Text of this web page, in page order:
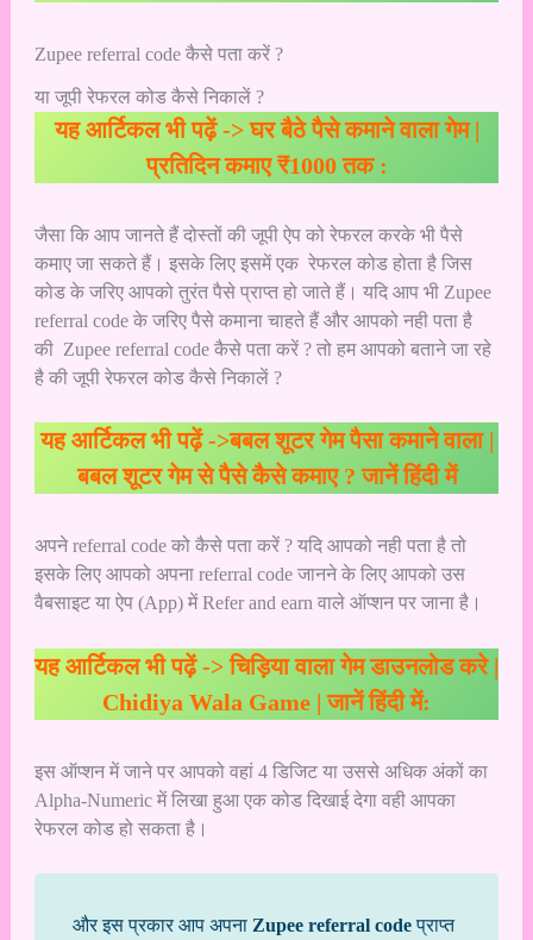
Zupee referral code कैसे पता करें ?
या जूपी रेफरल कोड कैसे निकालें ?
यह आर्टिकल भी पढ़ें -> घर बैठे पैसे कमाने वाला गेम |
प्रतिदिन कमाए ₹1000 तक :
जैसा कि आप जानते हैं दोस्तों की जूपी ऐप को रेफरल करके भी पैसे
कमाए जा सकते हैं। इसके लिए इसमें एक रेफरल कोड होता है जिस
कोड के जरिए आपको तुरंत पैसे प्राप्त हो जाते हैं। यदि आप भी Zupee
referral code के जरिए पैसे कमाना चाहते हैं और आपको नही पता है
की Zupee referral code कैसे पता करें ? तो हम आपको बताने जा रहे
है की जूपी रेफरल कोड कैसे निकालें ?
यह आर्टिकल भी पढ़ें ->बबल शूटर गेम पैसा कमाने वाला |
बबल शूटर गेम से पैसे कैसे कमाए ? जानें हिंदी में
अपने referral code को कैसे पता करें ? यदि आपको नही पता है तो
इसके लिए आपको अपना referral code जानने के लिए आपको उस
वैबसाइट या ऐप (App) में Refer and earn वाले ऑप्शन पर जाना है।
यह आर्टिकल भी पढ़ें -> चिड़िया वाला गेम डाउनलोड करे |
Chidiya Wala Game | जानें हिंदी में:
इस ऑप्शन में जाने पर आपको वहां 4 डिजिट या उससे अधिक अंकों का
Alpha-Numeric में लिखा हुआ एक कोड दिखाई देगा वही आपका
रेफरल कोड हो सकता है।
और इस प्रकार आप अपना Zupee referral codeप्राप्त